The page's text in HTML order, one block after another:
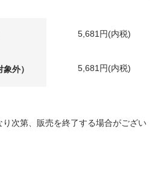
5,681円(内税)
外） 5,681円(内税)
次第、販売を終了する場合がござい